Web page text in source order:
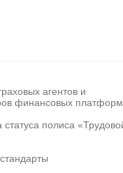
агентов и
финансовых платформ
статуса полиса